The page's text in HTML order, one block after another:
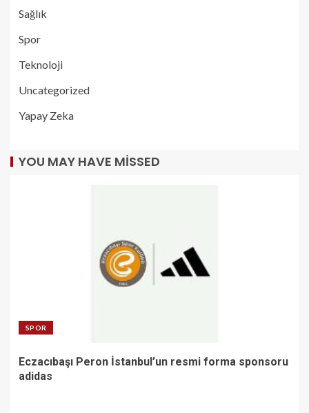
Sağlık
Spor
Teknoloji
Uncategorized
Yapay Zeka
YOU MAY HAVE MISSED
SPOR
Eczacıbaşı Peron İstanbul’un resmi forma sponsoru
adidas